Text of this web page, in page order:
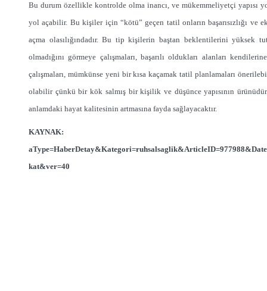
Bu durum özellikle kontrolde olma inancı, ve mükemmeliyetçi yapısı
yol açabilir. Bu kişiler için “kötü” geçen tatil onların başarısızlığı
açma olasılığındadır. Bu tip kişilerin baştan beklentilerini yüksek
olmadığını görmeye çalışmaları, başarılı oldukları alanları
çalışmaları, mümkünse yeni bir kısa kaçamak tatil planlamaları
olabilir çünkü bir kök salmış bir kişilik ve düşünce yapısının
anlamdaki hayat kalitesinin artmasına fayda sağlayacaktır.
kat&ver=40